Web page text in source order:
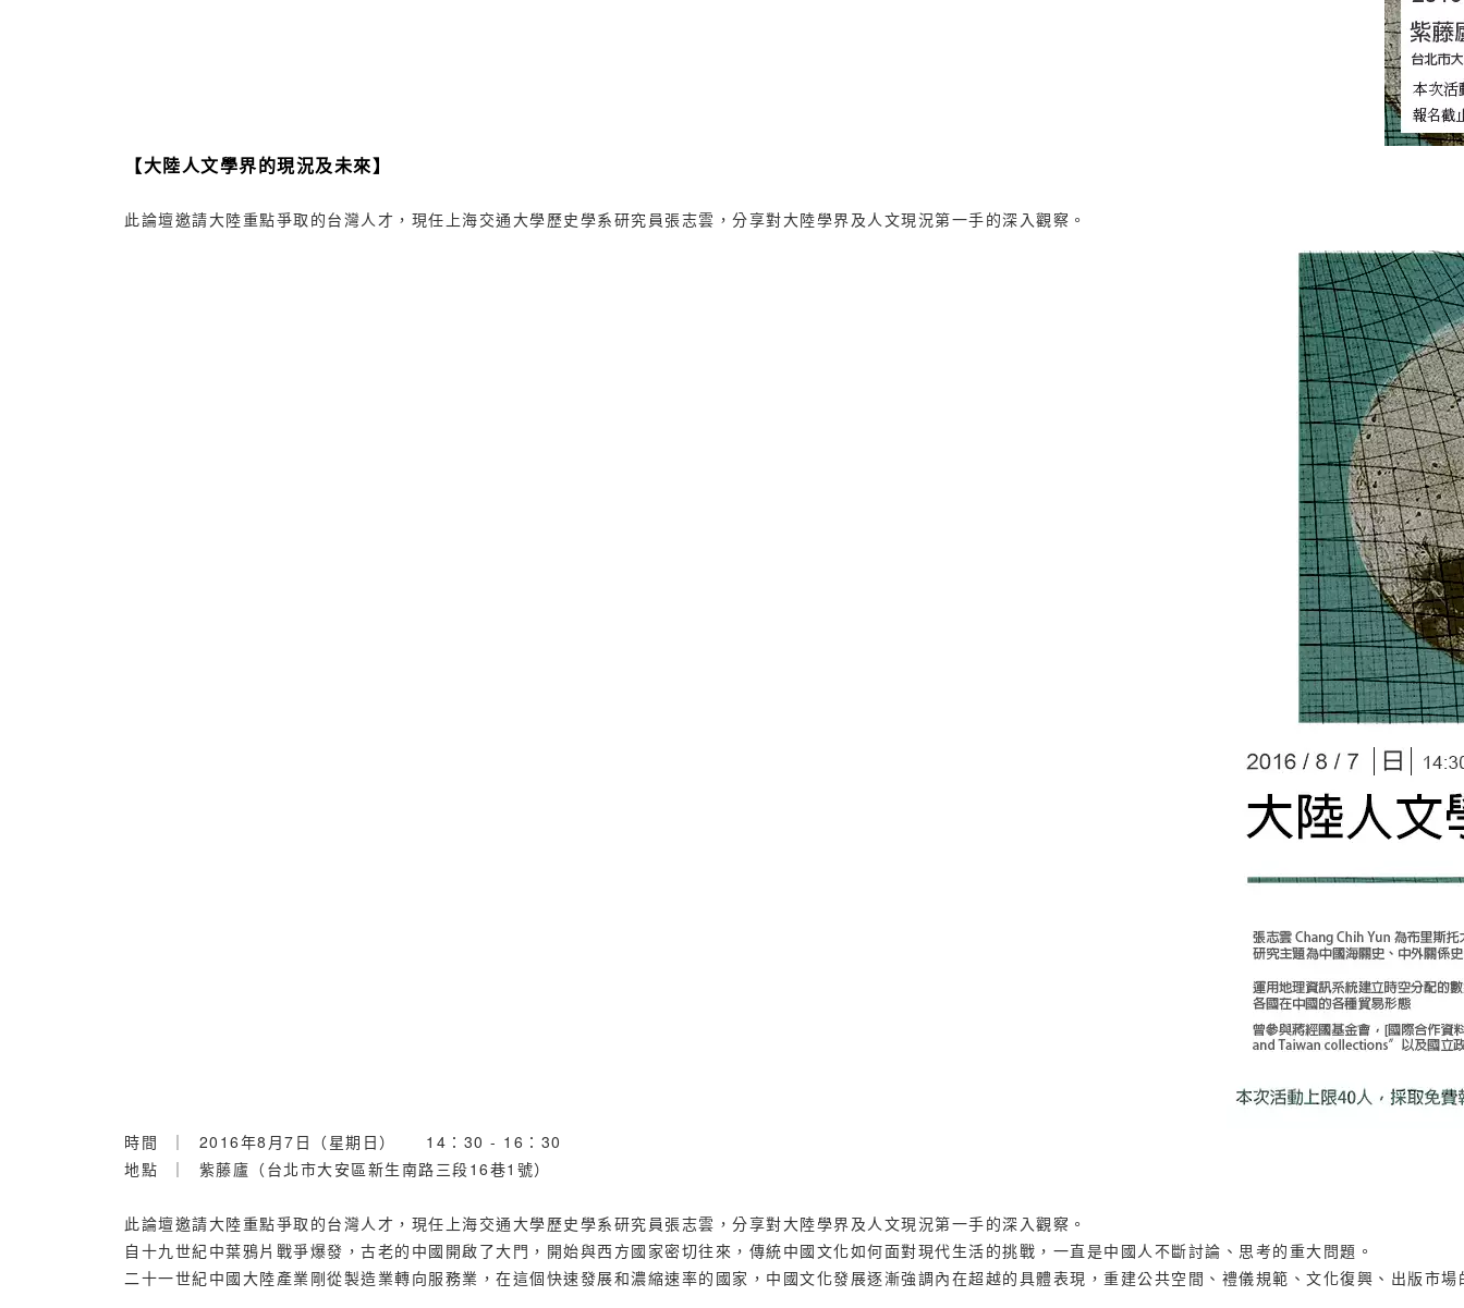
【大陸人文學界的現況及未來】
此論壇邀請大陸重點爭取的台灣人才，現任上海交通大學歷史學系研究員張志雲，分享對大陸學界及人文現況第一手的深入觀察。
時間 ｜ 2016年8月7日（星期日） 14：30 - 16：30
地點 ｜ 紫藤廬（台北市大安區新生南路三段16巷1號）
此論壇邀請大陸重點爭取的台灣人才，現任上海交通大學歷史學系研究員張志雲，分享對大陸學界及人文現況第一手的深入觀察。
自十九世紀中葉鴉片戰爭爆發，古老的中國開啟了大門，開始與西方國家密切往來，傳統中國文化如何面對現代生活的挑戰，一直是中國人不斷討論、思考的重大問題。
二十一世紀中國大陸產業剛從製造業轉向服務業，在這個快速發展和濃縮速率的國家，中國文化發展逐漸強調內在超越的具體表現，重建公共空間、禮儀規範、文化復興、出版